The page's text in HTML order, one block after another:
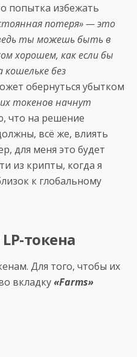
попытка избежать
потеря» — это
ты можешь быть в
хорошем, как если бы
без
обернуться убытком
токенов начнут
что на решение
всё же, влиять
для меня это будет
из крипты, когда я
к глобальному
токена
Для того, чтобы их
вкладку«Farms»